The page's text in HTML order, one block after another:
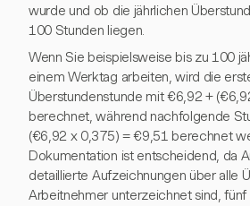
wurde und ob die jährlichen
100 Stunden liegen.
Wenn Sie beispielsweise bis zu 100
einem Werktag arbeiten, wird die
Überstundenstunde mit €6,92 +
berechnet, während nachfolgende
(€6,92 x 0,375) = €9,51 berechnet
Dokumentation ist entscheidend, da
detaillierte Aufzeichnungen über alle
Arbeitnehmer unterzeichnet sind, fünf